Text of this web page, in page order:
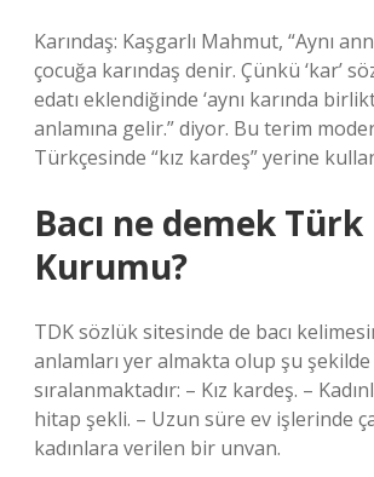
Karındaş: Kaşgarlı Mahmut, “Aynı
çocuğa karındaş denir. Çünkü ‘kar’
edatı eklendiğinde ‘aynı karında
anlamına gelir.” diyor. Bu terim
Türkçesinde “kız kardeş” yerine
Bacı ne demek Türk
Kurumu?
TDK sözlük sitesinde de bacı
anlamları yer almakta olup şu şekilde
sıralanmaktadır: – Kız kardeş. –
hitap şekli. – Uzun süre ev işlerinde
kadınlara verilen bir unvan.